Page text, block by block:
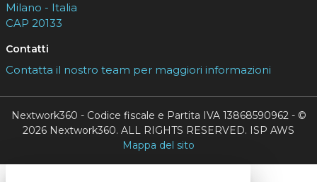
Milano - Italia
CAP 20133
Contatti
Contatta il nostro team per maggiori informazioni
Nextwork360 - Codice fiscale e Partita IVA 13868590962 - ©
2026 Nextwork360. ALL RIGHTS RESERVED. ISP AWS
Mappa del sito